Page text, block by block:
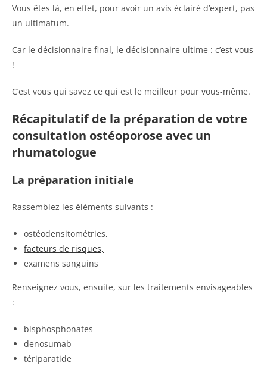
Vous êtes là, en effet, pour avoir un avis éclairé d’expert, pas
un ultimatum.
Car le décisionnaire final, le décisionnaire ultime : c’est vous
!
C’est vous qui savez ce qui est le meilleur pour vous-même.
Récapitulatif de la préparation de votre
consultation ostéoporose avec un
rhumatologue
La préparation initiale
Rassemblez les éléments suivants :
ostéodensitométries,
facteurs de risques,
examens sanguins
Renseignez vous, ensuite, sur les traitements envisageables
:
bisphosphonates
denosumab
tériparatide